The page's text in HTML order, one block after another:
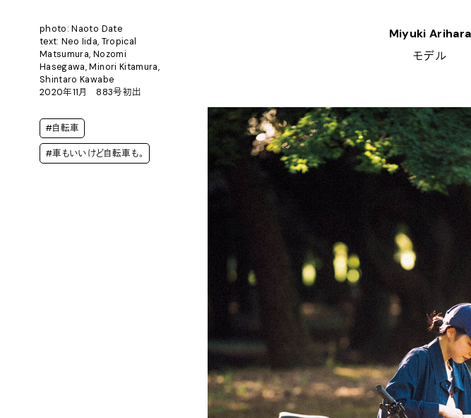
photo: Naoto Date
text: Neo Iida, Tropical
Matsumura, Nozomi
Hasegawa, Minori Kitamura,
Shintaro Kawabe
2020年11月 883号初出
#自転車
#車もいいけど自転車も。
Miyuki Arihara
モデル